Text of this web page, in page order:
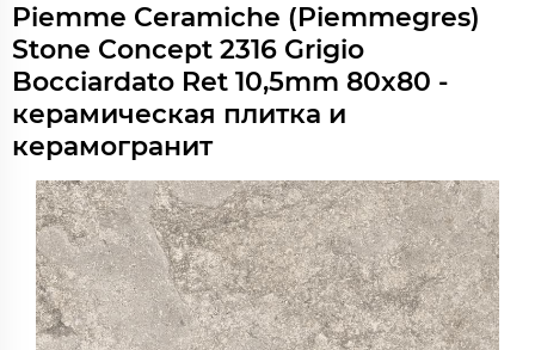
Piemme Ceramiche (Piemmegres)
Stone Concept 2316 Grigio
Bocciardato Ret 10,5mm 80x80 -
керамическая плитка и
керамогранит